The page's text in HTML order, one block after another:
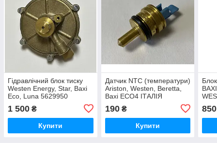
Гідравлічний блок тиску
Westen Energy, Star, Baxi
Eco, Luna 5629950
1 500 ₴
Купити
Датчик NTC (температури)
Ariston, Westen, Beretta,
Baxi ECO4 IТАЛIЯ
190₴
Купити
850